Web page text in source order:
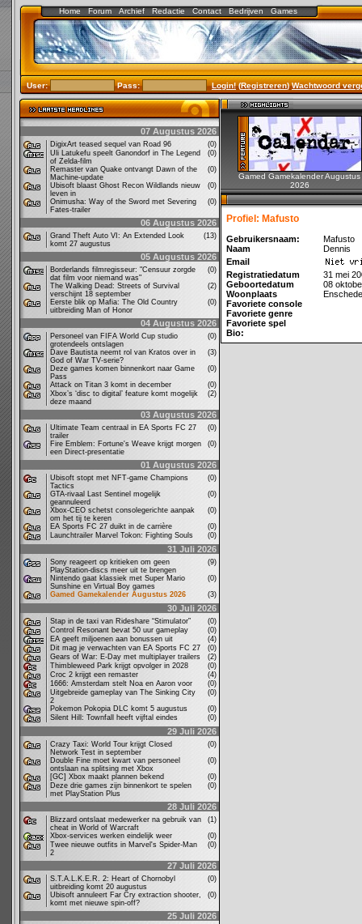
Home Forum Archief Redactie Contact Bedrijven Games
User: Pass: Login!(Registreren)Wachtwoord
07 Augustus 2026
DigixArt teased sequel van Road 96
(0)
Uli Latukefu speelt Ganondorf in The Legend
of Zelda-film
(0)
Remaster van Quake ontvangt Dawn of the
Machine-update
(0)
Ubisoft blaast Ghost Recon Wildlands nieuw
leven in
(0)
Onimusha: Way of the Sword met Severing
Fates-trailer
(0)
06 Augustus 2026
Grand Theft Auto VI: An Extended Look
komt 27 augustus
(13)
05 Augustus 2026
Borderlands filmregisseur: "Censuur zorgde
dat film voor niemand was"
(0)
The Walking Dead: Streets of Survival
verschijnt 18 september
(2)
Eerste blik op Mafia: The Old Country
uitbreiding Man of Honor
(0)
04 Augustus 2026
Personeel van FIFA World Cup studio
grotendeels ontslagen
(0)
Dave Bautista neemt rol van Kratos over in
God of War TV-serie?
(3)
Deze games komen binnenkort naar Game
Pass
(0)
Attack on Titan 3 komt in december
(0)
Xbox’s ‘disc to digital’ feature komt mogelijk
deze maand
(2)
03 Augustus 2026
Ultimate Team centraal in EA Sports FC 27
trailer
(0)
Fire Emblem: Fortune's Weave krijgt morgen
een Direct-presentatie
(0)
01 Augustus 2026
Ubisoft stopt met NFT-game Champions
Tactics
(0)
GTA-rivaal Last Sentinel mogelijk
geannuleerd
(0)
Xbox-CEO schetst consolegerichte aanpak
om het tij te keren
(0)
EA Sports FC 27 duikt in de carrière
(0)
Launchtrailer Marvel Tokon: Fighting Souls
(0)
31 Juli 2026
Sony reageert op kritieken om geen
PlayStation-discs meer uit te brengen
(9)
Nintendo gaat klassiek met Super Mario
Sunshine en Virtual Boy games
(0)
Gamed Gamekalender Augustus 2026
(3)
30 Juli 2026
Stap in de taxi van Rideshare “Stimulator”
(0)
Control Resonant bevat 50 uur gameplay
(0)
EA geeft miljoenen aan bonussen uit
(4)
Dit mag je verwachten van EA Sports FC 27
(0)
Gears of War: E-Day met multiplayer trailers
(2)
Thimbleweed Park krijgt opvolger in 2028
(0)
Croc 2 krijgt een remaster
(4)
1666: Amsterdam stelt Noa en Aaron voor
(0)
Uitgebreide gameplay van The Sinking City
2
(0)
Pokemon Pokopia DLC komt 5 augustus
(0)
Silent Hill: Townfall heeft vijftal eindes
(0)
29 Juli 2026
Crazy Taxi: World Tour krijgt Closed
Network Test in september
(0)
Double Fine moet kwart van personeel
ontslaan na splitsing met Xbox
(0)
[GC] Xbox maakt plannen bekend
(0)
Deze drie games zijn binnenkort te spelen
met PlayStation Plus
(0)
28 Juli 2026
Blizzard ontslaat medewerker na gebruik van
cheat in World of Warcraft
(1)
Xbox-services werken eindelijk weer
(0)
Twee nieuwe outfits in Marvel's Spider-Man
2
(0)
27 Juli 2026
S.T.A.L.K.E.R. 2: Heart of Chornobyl
uitbreiding komt 20 augustus
(0)
Ubisoft annuleert Far Cry extraction shooter,
komt met nieuwe spin-off?
(0)
25 Juli 2026
Gamed Gamekalender Augustus
2026
Profiel: Mafusto
Gebruikersnaam:
Mafusto
Naam
Dennis
Email
Registratiedatum
31 mei
Geboortedatum
08
Woonplaats
Enschede
Favoriete console
Favoriete genre
Favoriete spel
Bio: